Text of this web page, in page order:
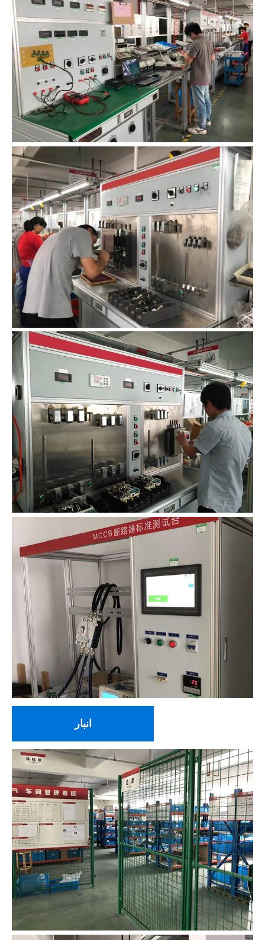
انبار